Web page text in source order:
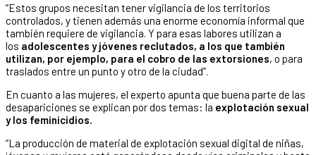
“Estos grupos necesitan tener vigilancia de los territorios
controlados, y tienen además una enorme economía informal que
también requiere de vigilancia. Y para esas labores utilizan a
los adolescentes y jóvenes reclutados, a los que también
utilizan, por ejemplo, para el cobro de las extorsiones, o para
traslados entre un punto y otro de la ciudad”.
En cuanto a las mujeres, el experto apunta que buena parte de las
desapariciones se explican por dos temas: la explotación sexual
y los feminicidios.
“La producción de material de explotación sexual digital de niñas,